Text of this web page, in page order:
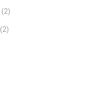
(2)
(2)